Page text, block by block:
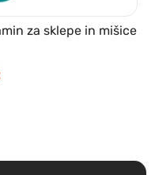
za sklepe in mišice